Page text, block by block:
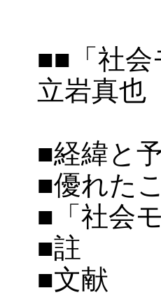
■■「社
立岩真
■経緯と
■優れた
■「社会
■註
■文献